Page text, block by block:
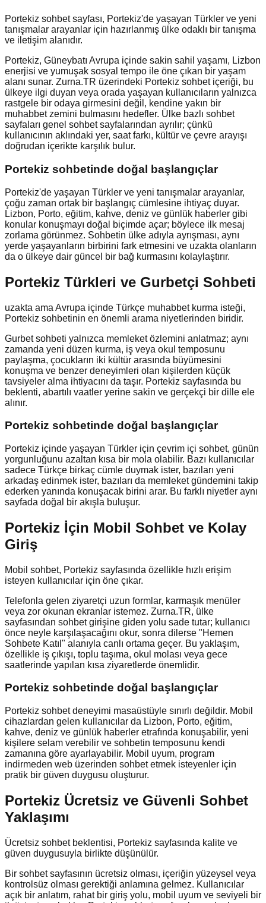
Portekiz sohbet sayfası, Portekiz'de yaşayan Türkler ve yeni
tanışmalar arayanlar için hazırlanmış ülke odaklı bir tanışma
ve iletişim alanıdır.
Portekiz, Güneybatı Avrupa içinde sakin sahil yaşamı, Lizbon
enerjisi ve yumuşak sosyal tempo ile öne çıkan bir yaşam
alanı sunar. Zurna.TR üzerindeki Portekiz sohbet içeriği, bu
ülkeye ilgi duyan veya orada yaşayan kullanıcıların yalnızca
rastgele bir odaya girmesini değil, kendine yakın bir
muhabbet zemini bulmasını hedefler. Ülke bazlı sohbet
sayfaları genel sohbet sayfalarından ayrılır; çünkü
kullanıcının aklındaki yer, saat farkı, kültür ve çevre arayışı
doğrudan içerikte karşılık bulur.
Portekiz sohbetinde doğal başlangıçlar
Portekiz'de yaşayan Türkler ve yeni tanışmalar arayanlar,
çoğu zaman ortak bir başlangıç cümlesine ihtiyaç duyar.
Lizbon, Porto, eğitim, kahve, deniz ve günlük haberler gibi
konular konuşmayı doğal biçimde açar; böylece ilk mesaj
zorlama görünmez. Sohbetin ülke adıyla ayrışması, aynı
yerde yaşayanların birbirini fark etmesini ve uzakta olanların
da o ülkeye dair güncel bir bağ kurmasını kolaylaştırır.
Portekiz Türkleri ve Gurbetçi Sohbeti
uzakta ama Avrupa içinde Türkçe muhabbet kurma isteği,
Portekiz sohbetinin en önemli arama niyetlerinden biridir.
Gurbet sohbeti yalnızca memleket özlemini anlatmaz; aynı
zamanda yeni düzen kurma, iş veya okul temposunu
paylaşma, çocukların iki kültür arasında büyümesini
konuşma ve benzer deneyimleri olan kişilerden küçük
tavsiyeler alma ihtiyacını da taşır. Portekiz sayfasında bu
beklenti, abartılı vaatler yerine sakin ve gerçekçi bir dille ele
alınır.
Portekiz sohbetinde doğal başlangıçlar
Portekiz içinde yaşayan Türkler için çevrim içi sohbet, günün
yorgunluğunu azaltan kısa bir mola olabilir. Bazı kullanıcılar
sadece Türkçe birkaç cümle duymak ister, bazıları yeni
arkadaş edinmek ister, bazıları da memleket gündemini takip
ederken yanında konuşacak birini arar. Bu farklı niyetler aynı
sayfada doğal bir akışla buluşur.
Portekiz İçin Mobil Sohbet ve Kolay
Giriş
Mobil sohbet, Portekiz sayfasında özellikle hızlı erişim
isteyen kullanıcılar için öne çıkar.
Telefonla gelen ziyaretçi uzun formlar, karmaşık menüler
veya zor okunan ekranlar istemez. Zurna.TR, ülke
sayfasından sohbet girişine giden yolu sade tutar; kullanıcı
önce neyle karşılaşacağını okur, sonra dilerse "Hemen
Sohbete Katıl" alanıyla canlı ortama geçer. Bu yaklaşım,
özellikle iş çıkışı, toplu taşıma, okul molası veya gece
saatlerinde yapılan kısa ziyaretlerde önemlidir.
Portekiz sohbetinde doğal başlangıçlar
Portekiz sohbet deneyimi masaüstüyle sınırlı değildir. Mobil
cihazlardan gelen kullanıcılar da Lizbon, Porto, eğitim,
kahve, deniz ve günlük haberler etrafında konuşabilir, yeni
kişilere selam verebilir ve sohbetin temposunu kendi
zamanına göre ayarlayabilir. Mobil uyum, program
indirmeden web üzerinden sohbet etmek isteyenler için
pratik bir güven duygusu oluşturur.
Portekiz Ücretsiz ve Güvenli Sohbet
Yaklaşımı
Ücretsiz sohbet beklentisi, Portekiz sayfasında kalite ve
güven duygusuyla birlikte düşünülür.
Bir sohbet sayfasının ücretsiz olması, içeriğin yüzeysel veya
kontrolsüz olması gerektiği anlamına gelmez. Kullanıcılar
açık bir anlatım, rahat bir giriş yolu, mobil uyum ve seviyeli bir